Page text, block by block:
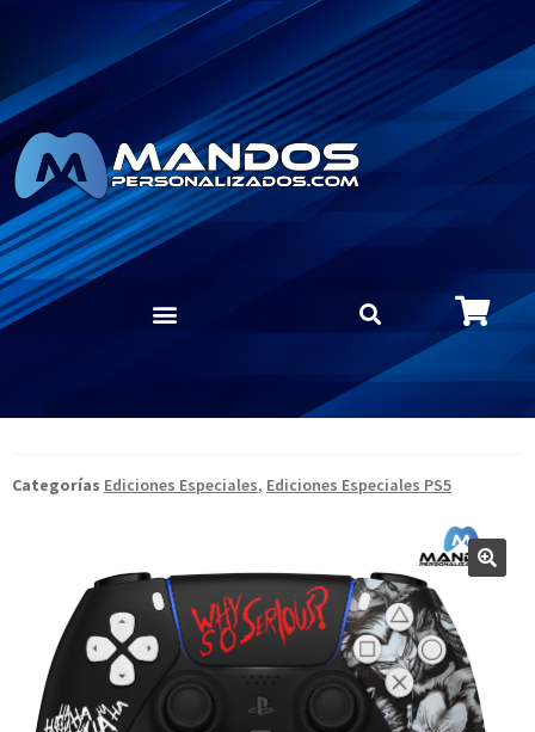
Categorías Ediciones Especiales, Ediciones Especiales PS5